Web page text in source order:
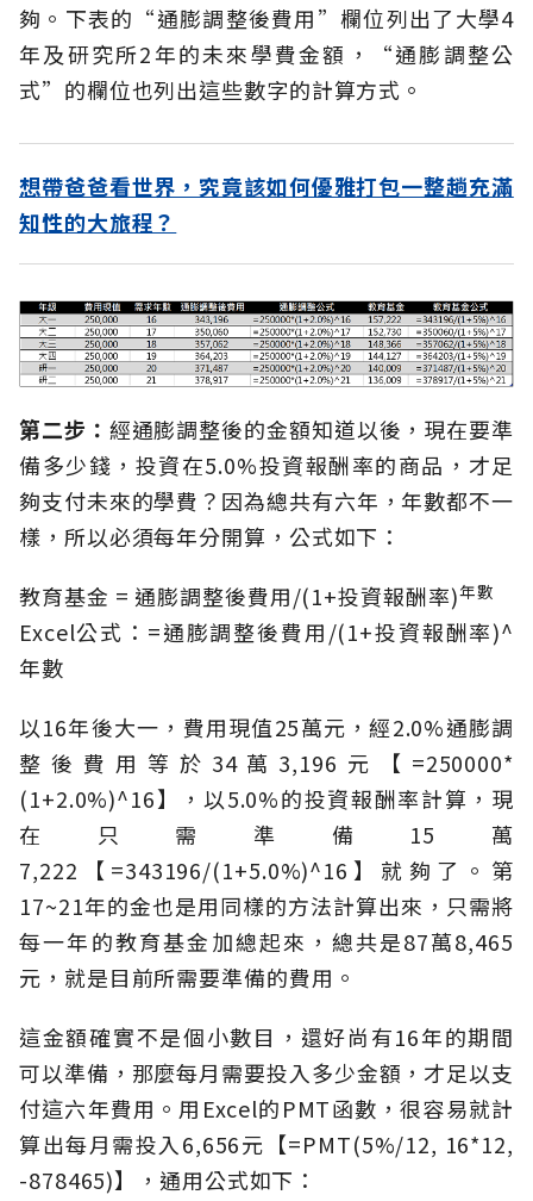
夠。下表的“通膨調整後費用”欄位列出了大學4
年及研究所2年的未來學費金額，“通膨調整公
式”的欄位也列出這些數字的計算方式。
想帶爸爸看世界，究竟該如何優雅打包一整趟充滿
知性的大旅程？
第二步： 經通膨調整後的金額知道以後，現在要準
備多少錢，投資在5.0%投資報酬率的商品，才足
夠支付未來的學費？因為總共有六年，年數都不一
樣，所以必須每年分開算，公式如下：
教育基金 = 通膨調整後費用/(1+投資報酬率)年數
Excel公式：=通膨調整後費用/(1+投資報酬率)^
年數
以16年後大一，費用現值25萬元，經2.0%通膨調
整後費用等於34萬3,196元【=250000*
(1+2.0%)^16】，以5.0%的投資報酬率計算，現
在只需準備15萬
7,222【=343196/(1+5.0%)^16】就夠了。第
17~21年的金也是用同樣的方法計算出來，只需將
每一年的教育基金加總起來，總共是87萬8,465
元，就是目前所需要準備的費用。
這金額確實不是個小數目，還好尚有16年的期間
可以準備，那麼每月需要投入多少金額，才足以支
付這六年費用。用Excel的PMT函數，很容易就計
算出每月需投入6,656元【=PMT(5%/12, 16*12,
-878465)】，通用公式如下：